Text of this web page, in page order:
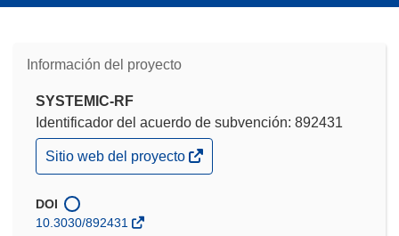
Información del proyecto
SYSTEMIC-RF
Identificador del acuerdo de subvención: 892431
(se
abrirá
una
nueva
Sitio web del proyecto
DOI
10.3030/892431